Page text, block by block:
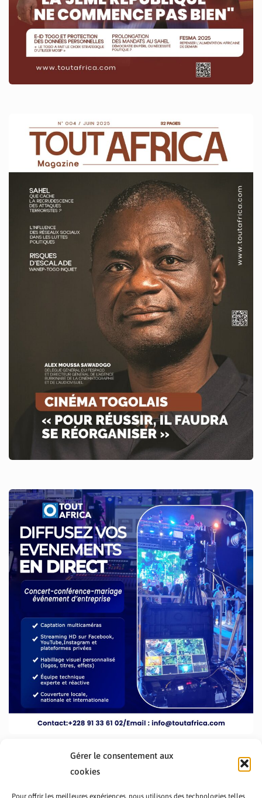
Gérer le consentement aux
cookies
Pour offrir les meilleures expériences, nous utilisons des technologies telles